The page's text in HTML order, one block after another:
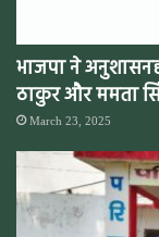
भाजपा ने
ठाकुर और ममता
March 23, 2025